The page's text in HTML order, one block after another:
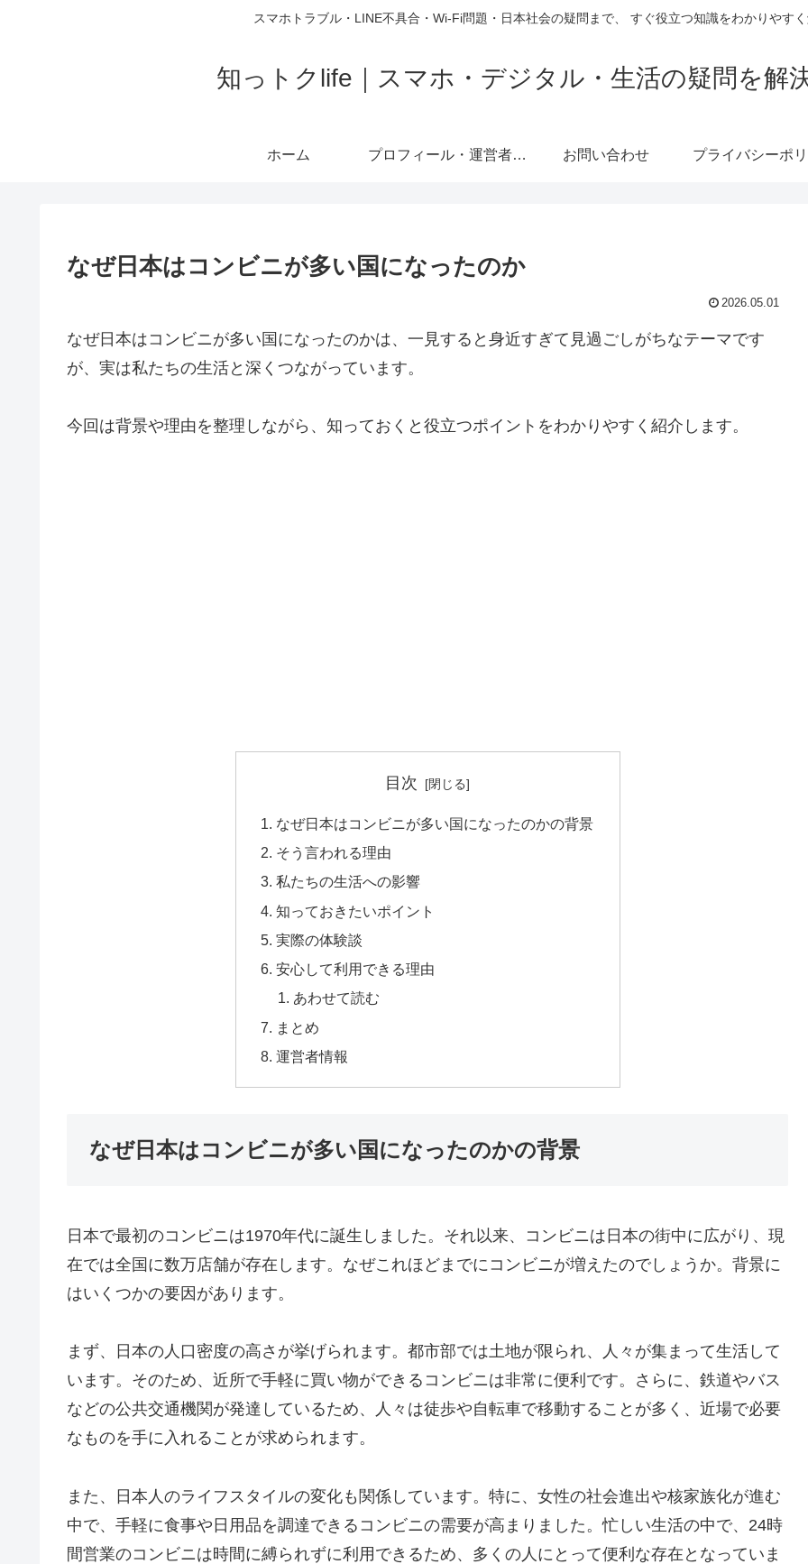
スマホトラブル・LINE不具合・Wi-Fi問題・日本社会の疑問まで、 すぐ役立つ知識をわかりやす
知っトクlife｜スマホ・デジタル・生活の疑問を解
ホーム プロフィール・運営者情報 お問い合わせ プライバシーポ
なぜ日本はコンビニが多い国になったのか
2026.05.01
なぜ日本はコンビニが多い国になったのかは、一見すると身近すぎて見過ごしがちなテーマです
が、実は私たちの生活と深くつながっています。
今回は背景や理由を整理しながら、知っておくと役立つポイントをわかりやすく紹介します。
目次
なぜ日本はコンビニが多い国になったのかの背景
そう言われる理由
私たちの生活への影響
知っておきたいポイント
実際の体験談
安心して利用できる理由
あわせて読む
まとめ
運営者情報
なぜ日本はコンビニが多い国になったのかの背景
日本で最初のコンビニは1970年代に誕生しました。それ以来、コンビニは日本の街中に広がり、現
在では全国に数万店舗が存在します。なぜこれほどまでにコンビニが増えたのでしょうか。背景に
はいくつかの要因があります。
まず、日本の人口密度の高さが挙げられます。都市部では土地が限られ、人々が集まって生活して
います。そのため、近所で手軽に買い物ができるコンビニは非常に便利です。さらに、鉄道やバス
などの公共交通機関が発達しているため、人々は徒歩や自転車で移動することが多く、近場で必要
なものを手に入れることが求められます。
また、日本人のライフスタイルの変化も関係しています。特に、女性の社会進出や核家族化が進む
中で、手軽に食事や日用品を調達できるコンビニの需要が高まりました。忙しい生活の中で、24時
間営業のコンビニは時間に縛られずに利用できるため、多くの人にとって便利な存在となっていま